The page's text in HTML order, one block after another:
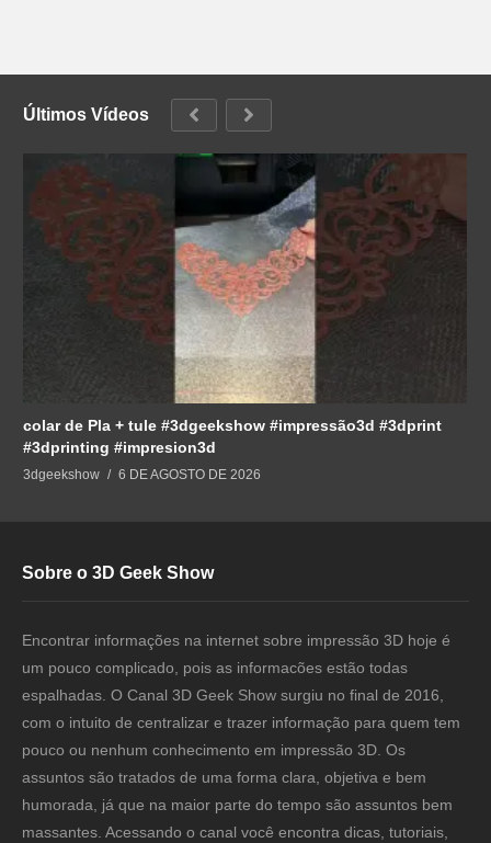
Últimos Vídeos
colar de Pla + tule #3dgeekshow #impressão3d #3dprint
#3dprinting #impresion3d
3dgeekshow 6 DE AGOSTO DE 2026
Sobre o 3D Geek Show
Encontrar informações na internet sobre impressão 3D hoje é
um pouco complicado, pois as informacões estão todas
espalhadas. O Canal 3D Geek Show surgiu no final de 2016,
com o intuito de centralizar e trazer informação para quem tem
pouco ou nenhum conhecimento em impressão 3D. Os
assuntos são tratados de uma forma clara, objetiva e bem
humorada, já que na maior parte do tempo são assuntos bem
massantes. Acessando o canal você encontra dicas, tutoriais,